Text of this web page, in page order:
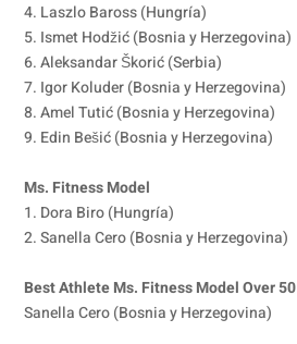
4. Laszlo Baross (Hungría)
5. Ismet Hodžić (Bosnia y Herzegovina)
6. Aleksandar Škorić (Serbia)
7. Igor Koluder (Bosnia y Herzegovina)
8. Amel Tutić (Bosnia y Herzegovina)
9. Edin Bešić (Bosnia y Herzegovina)
Ms. Fitness Model
1. Dora Biro (Hungría)
2. Sanella Cero (Bosnia y Herzegovina)
Best Athlete Ms. Fitness Model Over 50
Sanella Cero (Bosnia y Herzegovina)